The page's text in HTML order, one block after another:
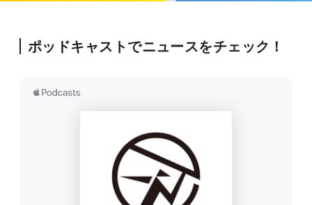
ポッドキャストでニュースをチェック！